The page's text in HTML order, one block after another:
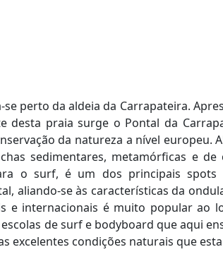
perto da aldeia da Carrapateira.
praia surge o Pontal da
da natureza a nível europeu.
sedimentares, metamórficas e de
o surf, é um dos principais
aliando-se às características da
e internacionais é muito popular ao
de surf e bodyboard que aqui
excelentes condições naturais que